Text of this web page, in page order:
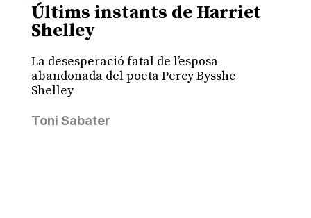
Últims instants de Harriet
Shelley
La desesperació fatal de l’esposa
abandonada del poeta Percy Bysshe
Shelley
Toni Sabater